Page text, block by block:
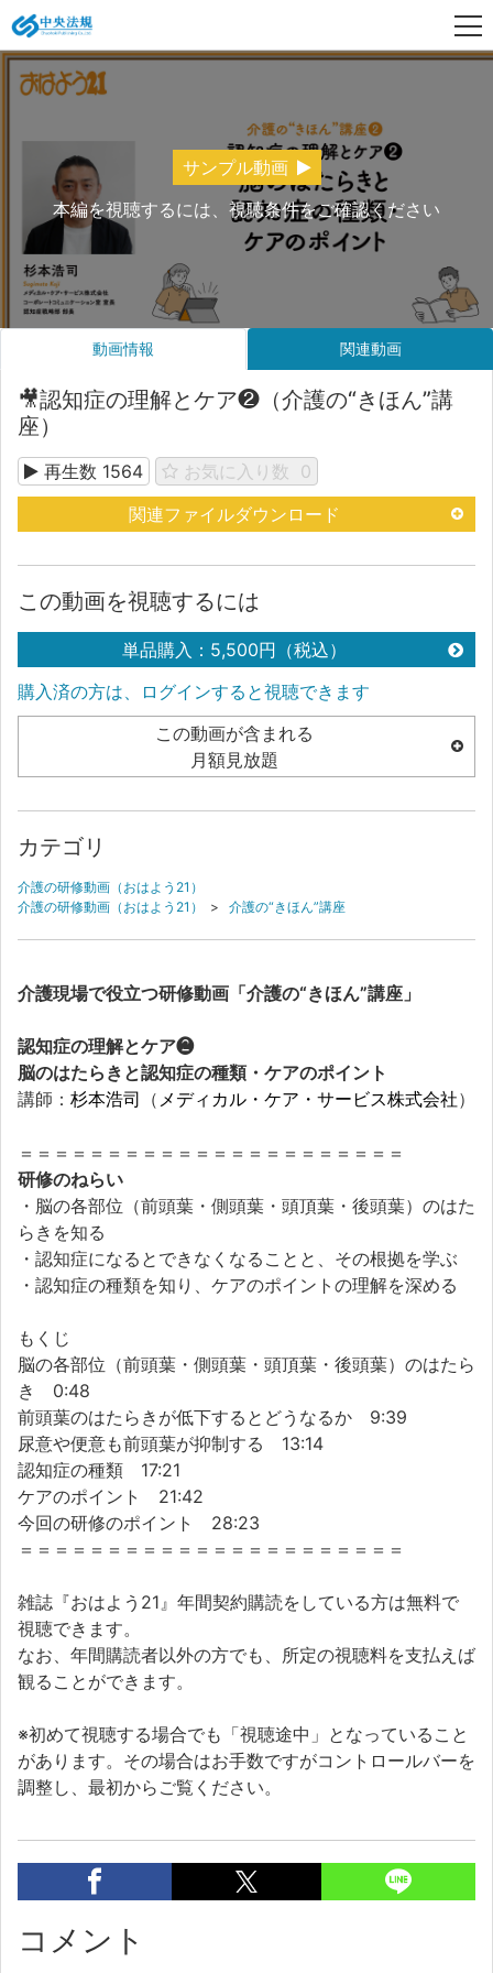
サンプル動画
本編を視聴するには、視聴条件をご確認ください
動画情報 関連動画
🎥認知症の理解とケア❷（介護の“きほん”講
座）
再生数 1564 お気に入り数
0
関連ファイルダウンロード
この動画を視聴するには
単品購入：5,500円（税込）
購入済の方は、ログインすると視聴できます
この動画が含まれる
月額見放題
カテゴリ
介護の研修動画（おはよう21）
介護の研修動画（おはよう21）
> 介護の“きほん”講座
介護現場で役立つ研修動画「介護の“きほん”講座」
認知症の理解とケア❷
脳のはたらきと認知症の種類・ケアのポイント
講師： 杉本浩司 （ メディカル・ケア・サービス株式会社）
＝＝＝＝＝＝＝＝＝＝＝＝＝＝＝＝＝＝＝＝＝＝
研修のねらい
・脳の各部位（前頭葉・側頭葉・頭頂葉・後頭葉）のはた
らきを知る
・認知症になるとできなくなることと、その根拠を学ぶ
・認知症の種類を知り、ケアのポイントの理解を深める
もくじ
脳の各部位（前頭葉・側頭葉・頭頂葉・後頭葉）のはたら
き 0:48
前頭葉のはたらきが低下するとどうなるか 9:39
尿意や便意も前頭葉が抑制する 13:14
認知症の種類 17:21
ケアのポイント 21:42
今回の研修のポイント 28:23
＝＝＝＝＝＝＝＝＝＝＝＝＝＝＝＝＝＝＝＝＝＝
雑誌『おはよう21』年間契約購読をしている方は無料で
視聴できます。
なお、年間購読者以外の方でも、所定の視聴料を支払えば
観ることができます。
※初めて視聴する場合でも「視聴途中」となっていること
があります。その場合はお手数ですがコントロールバーを
調整し、最初からご覧ください。
コメント